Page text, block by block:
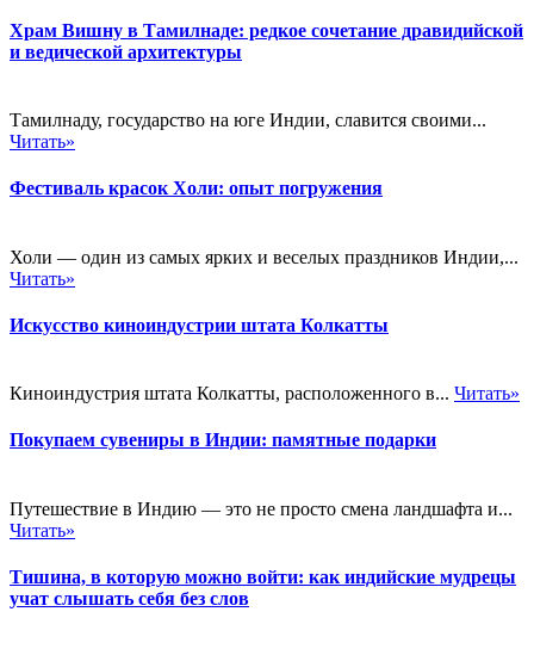
Храм Вишну в Тамилнаде: редкое сочетание дравидийской
и ведической архитектуры
Тамилнаду, государство на юге Индии, славится своими...
Читать»
Фестиваль красок Холи: опыт погружения
Холи — один из самых ярких и веселых праздников Индии,...
Читать»
Искусство киноиндустрии штата Колкатты
Киноиндустрия штата Колкатты, расположенного в... Читать»
Покупаем сувениры в Индии: памятные подарки
Путешествие в Индию — это не просто смена ландшафта и...
Читать»
Тишина, в которую можно войти: как индийские мудрецы
учат слышать себя без слов